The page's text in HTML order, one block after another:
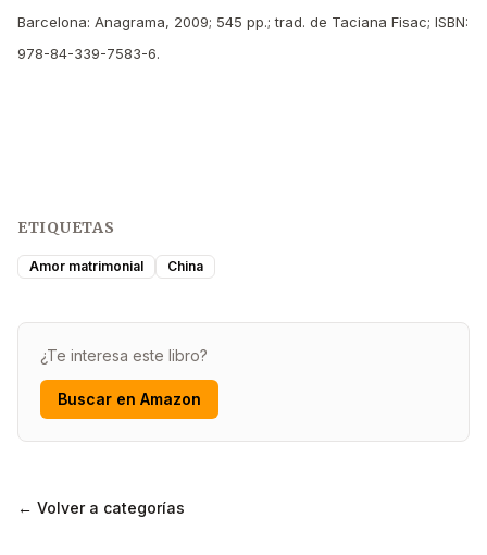
Barcelona: Anagrama, 2009; 545 pp.; trad. de Taciana Fisac; ISBN:
978-84-339-7583-6.
ETIQUETAS
Amor matrimonial China
¿Te interesa este libro?
Buscar en Amazon
← Volver a categorías